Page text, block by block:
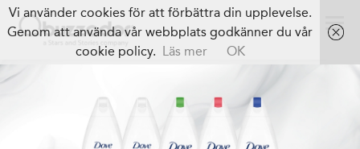
Vi använder cookies för att förbättra din upplevelse.
Genom att använda vår webbplats godkänner du vår
cookie policy. Läs mer OK